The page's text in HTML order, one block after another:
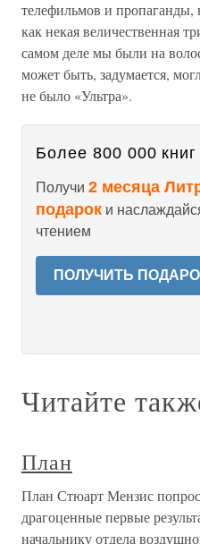
телефильмов и пропаганды,
как некая величественная
самом деле мы были на
может быть, задумается,
не было «Ультра».
Более 800 000
Получи 2 месяца
подарок и
чтением
ПОЛУЧИТЬ
Читайте
План
План Стюарт Мензис
драгоценные первые
начальнику отдела